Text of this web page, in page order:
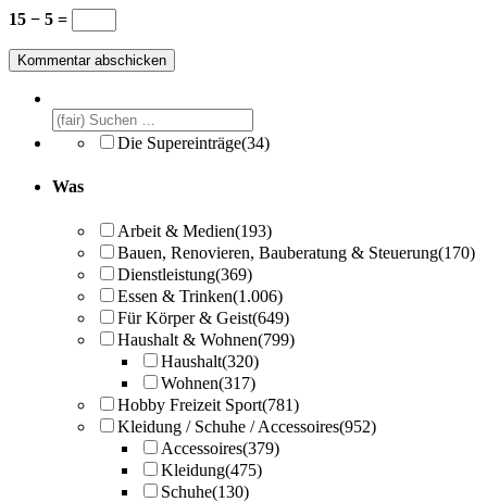
15 − 5 =
Die Supereinträge(34)
Was
Arbeit & Medien(193)
Bauen, Renovieren, Bauberatung & Steuerung(170)
Dienstleistung(369)
Essen & Trinken(1.006)
Für Körper & Geist(649)
Haushalt & Wohnen(799)
Haushalt(320)
Wohnen(317)
Hobby Freizeit Sport(781)
Kleidung / Schuhe / Accessoires(952)
Accessoires(379)
Kleidung(475)
Schuhe(130)